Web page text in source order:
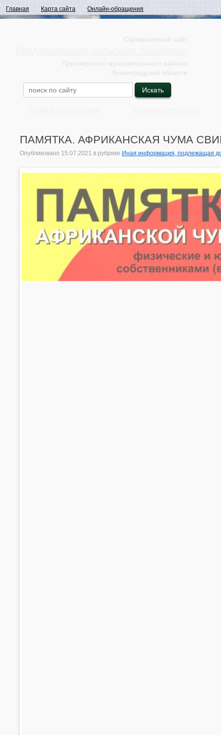
Главная Карта сайта Онлайн-обращения
Официальный сайт
Приозерского муниципального района
Ленинградской области
ПАМЯТКА. АФРИКАНСКАЯ ЧУМА
Опубликовано 15.07.2021 в рубрике Иная информация, подлежащая